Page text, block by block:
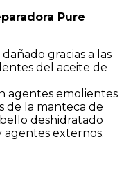
Pure
gracias a las
del aceite de
agentes emolientes
de la manteca de
deshidratado
externos.